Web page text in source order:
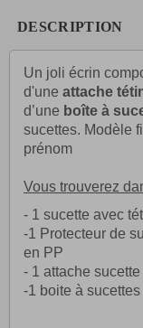
DESCRIPTION
Un joli écrin
d'une attache
d’une boîte à
sucettes. Modèle
prénom
Vous trouverez
- 1 sucette avec
-1
Protecteur de
en PP
- 1 attache
-1 boite à